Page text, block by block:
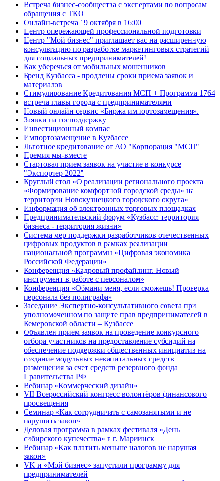
Встреча бизнес-сообщества с экспертами по вопросам
обращения с ТКО
Онлайн-встреча 19 октября в 16:00
Центр опережающей профессиональной подготовки
Центр "Мой бизнес" приглашает вас на расширенную
консультацию по разработке маркетинговых стратегий
для социальных предпринимателей!
Как уберечься от мобильных мошенников
Бренд Кузбасса - продлены сроки приема заявок и
материалов
Стимулирование Кредитования МСП + Программа 1764
встреча главы города с предпринимателями
Новый онлайн сервис «Биржа импортозамещения».
Заявки на господдержку
Инвестиционный компас
Импортозамещение в Куzбассе
Льготное кредитование от АО "Корпорация "МСП"
Премия мы-вместе
Стартовал прием заявок на участие в конкурсе
"Экспортер 2022"
Круглый стол «О реализации регионального проекта
«Формирование комфортной городской среды» на
территории Новокузнецкого городского округа»
Информация об электронных торговых площадках
Предпринимательский форум «Кузбасс: территория
бизнеса - территория жизни»
Система мер поддержки разработчиков отечественных
цифровых продуктов в рамках реализации
национальной программы «Цифровая экономика
Российской Федерации»
Конференция «Кадровый профайлинг. Новый
инструмент в работе с персоналом»
Конференция «Обмани меня, если сможешь! Проверка
персонала без полиграфа»
Заседание Экспертно-консультативного совета при
уполномоченном по защите прав предпринимателей в
Кемеровской области – Кузбассе
Объявлен прием заявок на проведение конкурсного
отбора участников на предоставление субсидий на
обеспечение поддержки общественных инициатив на
создание модульных некапитальных средств
размещения за счет средств резервного фонда
Правительства РФ
Вебинар «Коммерческий дизайн»
VII Всероссийский конгресс волонтёров финансового
просвещения
Семинар «Как сотрудничать с самозанятыми и не
нарушить закон»
Деловая программа в рамках фестиваля «День
сибирского купечества» в г. Мариинск
Вебинар «Как платить меньше налогов не нарушая
закон»
VK и «Мой бизнес» запустили программу для
предпринимателей